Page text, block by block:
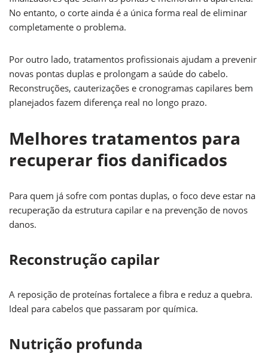
No entanto, o corte ainda é a única forma real de eliminar
completamente o problema.
Por outro lado, tratamentos profissionais ajudam a prevenir
novas pontas duplas e prolongam a saúde do cabelo.
Reconstruções, cauterizações e cronogramas capilares bem
planejados fazem diferença real no longo prazo.
Melhores tratamentos para
recuperar fios danificados
Para quem já sofre com pontas duplas, o foco deve estar na
recuperação da estrutura capilar e na prevenção de novos
danos.
Reconstrução capilar
A reposição de proteínas fortalece a fibra e reduz a quebra.
Ideal para cabelos que passaram por química.
Nutrição profunda